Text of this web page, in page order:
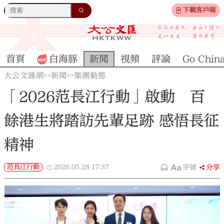
下載客戶端
首頁 白海豚 新聞 視頻 評論 Go
大公文匯網>>新聞>>集團動態
「2026范長江行動」啟動 百
餘港生將踏訪先輩足跡 感悟長征
精神
范長江行動 2026.05.28 17:37 字號 分享